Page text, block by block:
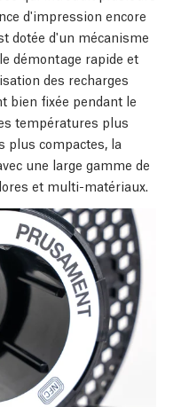
d'impression encore
dotée d'un mécanisme
démontage rapide et
des recharges
bien fixée pendant le
températures plus
plus compactes, la
une large gamme de
et multi-matériaux.